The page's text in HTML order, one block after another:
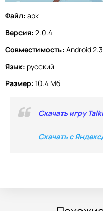
Файл: apk
Версия: 2.0.4
Совместимость: Android
Язык: русский
Размер: 10.4 Мб
Скачать игру
Скачать с